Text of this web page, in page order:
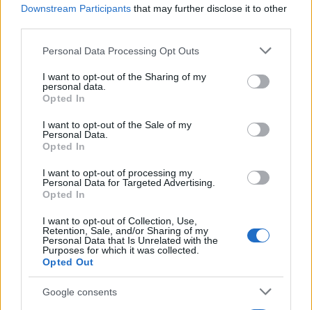
Downstream Participants that may further disclose it to other
Please note that this website/app uses one or more Google
not limited to your visit or usage behaviour. You may click to
grant or deny consent to Google and its third-party tags to
use your data for below specified purposes in below Google
consent section.
Personal Data Processing Opt Outs
I want to opt-out of the Sharing of my
personal data.
Opted In
I want to opt-out of the Sale of my
Personal Data.
Opted In
I want to opt-out of processing my
Personal Data for Targeted Advertising.
Opted In
I want to opt-out of Collection, Use,
Retention, Sale, and/or Sharing of my
Personal Data that Is Unrelated with the
Purposes for which it was collected.
Opted Out
Google consents
Continua a leggere
ONU 2030